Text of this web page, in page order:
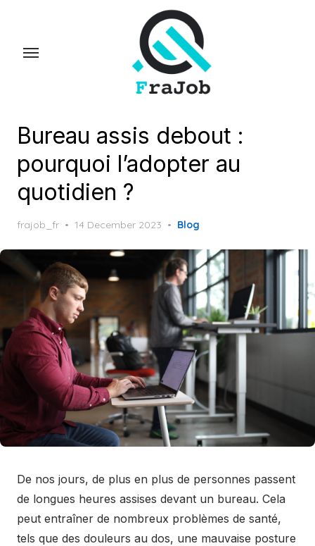
Bureau assis debout :
pourquoi l’adopter au
quotidien ?
frajob_fr
Posted
14 December 2023 Blog
De nos jours, de plus en plus de personnes passent
de longues heures assises devant un bureau. Cela
peut entraîner de nombreux problèmes de santé,
tels que des douleurs au dos, une mauvaise posture